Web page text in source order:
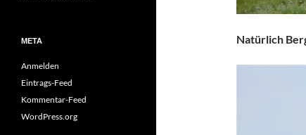
Natürlich
META
Anmelden
Eintrags-Feed
Kommentar-Feed
WordPress.org